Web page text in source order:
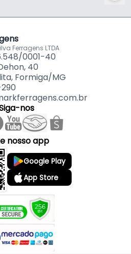
comprimento total
Ferragens LTDA
0001-40
40
Formiga/MG
nos
nosso app
Google Play
App Store